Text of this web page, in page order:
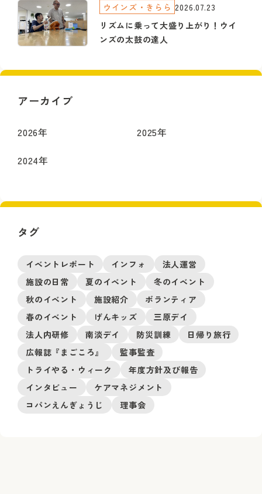
リズムに乗って大盛り上がり！ウイ
ンズの太鼓の達人
ウインズ・きらら 2026.07.23
アーカイブ
2026年 2025年
2024年
タグ
イベントレポート インフォ
法人運営
施設の日常
夏のイベント
冬のイベント
秋のイベント
施設紹介
ボランティア
春のイベント
げんキッズ
三原デイ
法人内研修
南淡デイ 防災訓練
日帰り旅行
広報誌『まごころ』
監事監査
トライやる・ウィーク
年度方針及び報告
インタビュー
ケアマネジメント
コパンえんぎょうじ
理事会